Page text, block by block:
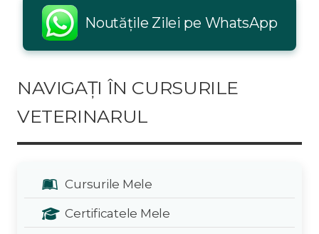
Noutățile Zilei pe WhatsApp
NAVIGAȚI ÎN CURSURILE
VETERINARUL
Cursurile Mele
Certificatele Mele